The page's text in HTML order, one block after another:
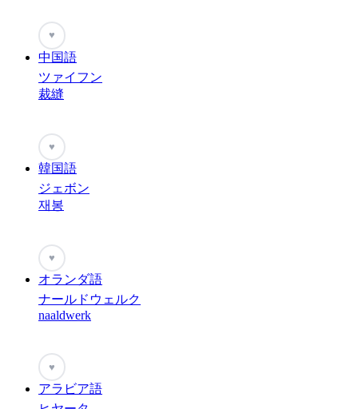
♥
中国語
ツァイフン
裁縫
♥
韓国語
ジェボン
재봉
♥
オランダ語
ナールドウェルク
naaldwerk
♥
アラビア語